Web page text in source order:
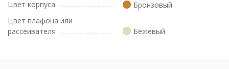
Цвет корпуса
Бронзовый
Цвет плафона или
рассеивателя
Бежевый